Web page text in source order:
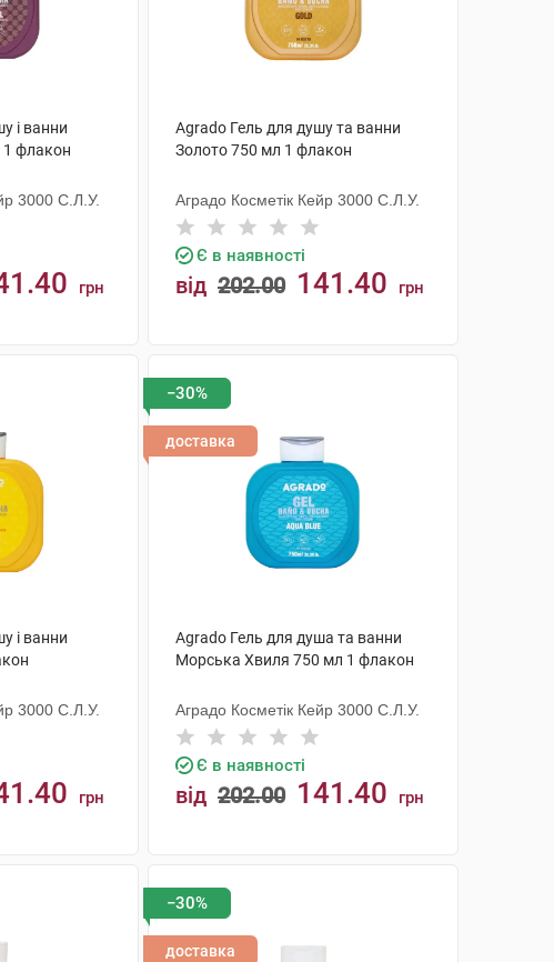
і ванни
1 флакон
3000 С.Л.У.
грн
Agrado Гель для душу та ванни
Золото 750 мл 1 флакон
Аградо Косметік Кейр 3000 С.Л.У.
Є в наявності
від 202.00 141.40 грн
і ванни
3000 С.Л.У.
грн
−30%
доставка
Agrado Гель для душа та ванни
Морська Хвиля 750 мл 1 флакон
Аградо Косметік Кейр 3000 С.Л.У.
Є в наявності
від 202.00 141.40 грн
−30%
доставка